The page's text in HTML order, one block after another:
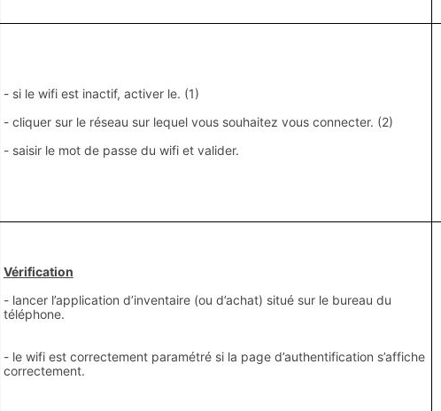
- si le wifi est inactif, activer le. (1)
- cliquer sur le réseau sur lequel vous souhaitez vous connecter. (2)
- saisir le mot de passe du wifi et valider.
Vérification
- lancer l’application d’inventaire (ou d’achat) situé sur le bureau du
téléphone.
- le wifi est correctement paramétré si la page d’authentification s’affiche
correctement.